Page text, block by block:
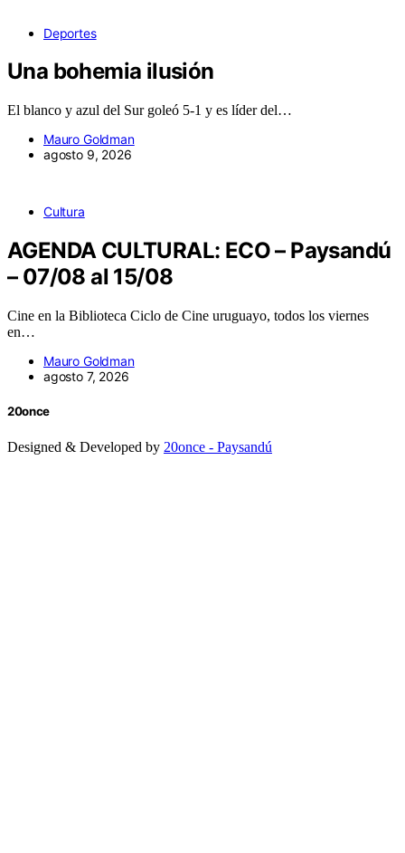
Deportes
Una bohemia ilusión
El blanco y azul del Sur goleó 5-1 y es líder del…
Mauro Goldman
agosto 9, 2026
Cultura
AGENDA CULTURAL: ECO – Paysandú
– 07/08 al 15/08
Cine en la Biblioteca Ciclo de Cine uruguayo, todos los viernes
en…
Mauro Goldman
agosto 7, 2026
20once
Designed & Developed by 20once - Paysandú